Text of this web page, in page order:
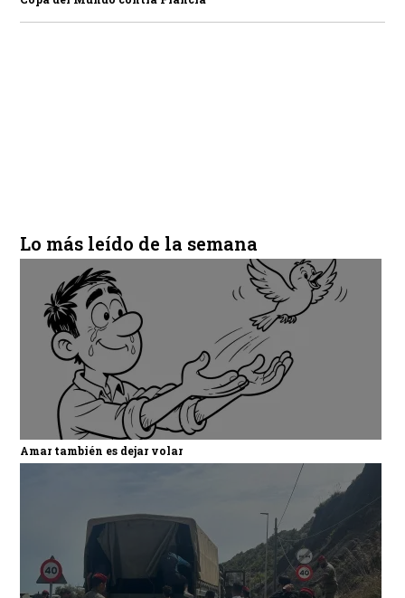
Lo más leído de la semana
Amar también es dejar volar